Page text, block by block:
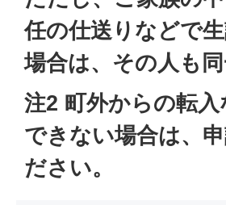
任の仕送りなどで
場合は、その人も
注2 町外からの転
できない場合は、
ださい。